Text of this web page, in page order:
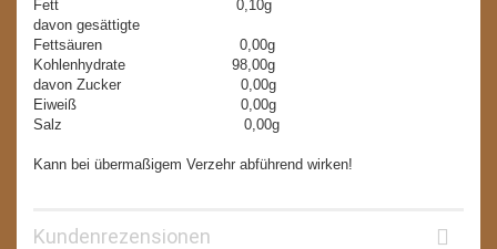
Fett 0,10g
davon gesättigte
Fettsäuren 0,00g
Kohlenhydrate 98,00g
davon Zucker 0,00g
Eiweiß 0,00g
Salz 0,00g
Kann bei übermaßigem Verzehr abführend wirken!
Kundenrezensionen